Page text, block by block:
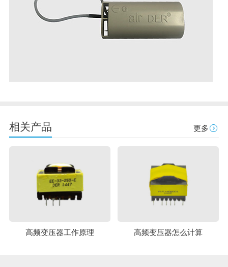
相关产品 更多
高频变压器工作原理 高频变压器怎么计算